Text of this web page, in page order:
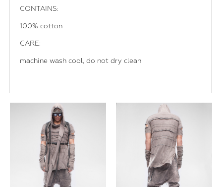
CONTAINS:
100% cotton
CARE:
machine wash cool, do not dry clean